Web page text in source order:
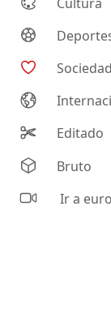
Sociedad
Editado
Bruto
Ir a